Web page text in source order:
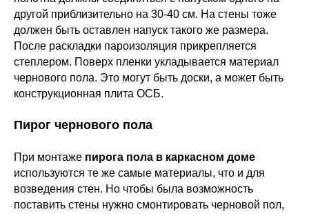
другой приблизительно на 30-40 см. На стены тоже
должен быть оставлен напуск такого же размера.
После раскладки пароизоляция прикрепляется
степлером. Поверх пленки укладывается материал
чернового пола. Это могут быть доски, а может быть
конструкционная плита ОСБ.
Пирог чернового пола
При монтаже пирога пола в каркасном доме
используются те же самые материалы, что и для
возведения стен. Но чтобы была возможность
поставить стены нужно смонтировать черновой пол,